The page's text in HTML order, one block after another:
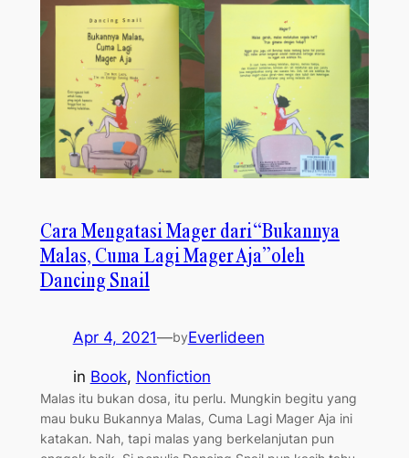
Cara Mengatasi Mager dari “Bukannya
Malas, Cuma Lagi Mager Aja” oleh
Dancing Snail
Apr 4, 2021—byEverlideen
in Book, Nonfiction
Malas itu bukan dosa, itu perlu. ⁣Mungkin begitu yang
mau buku Bukannya Malas, Cuma Lagi Mager Aja ini
katakan. Nah, tapi malas yang berkelanjutan pun